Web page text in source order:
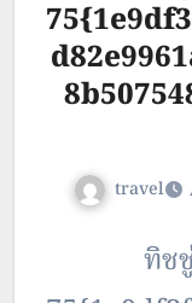
travel
ทิช